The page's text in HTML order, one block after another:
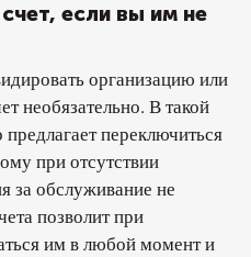
если вы им не
организацию или
необязательно. В такой
переключиться
при отсутствии
за обслуживание не
позволит при
им в любой момент и